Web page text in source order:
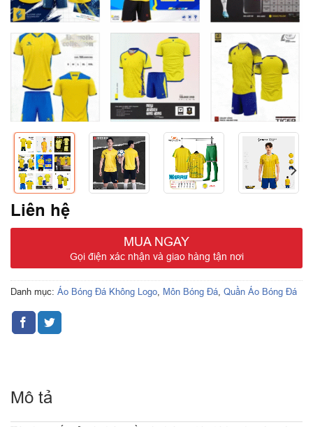
Liên hệ
MUA NGAY
Gọi điện xác nhận và giao hàng tận nơi
Danh mục: Áo Bóng Đá Không Logo Môn Bóng Đá Quần Áo Bóng Đá
Mô tả